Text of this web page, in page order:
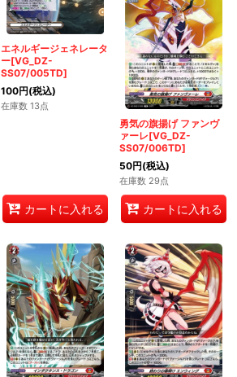
エネルギージェネレータ
ー[VG_DZ-
SS07/005TD]
100円(税込)
在庫数 13点
カートに入れる
勇気の旗揚げ ファンヴ
ァーレ[VG_DZ-
SS07/006TD]
50円(税込)
在庫数 29点
カートに入れる